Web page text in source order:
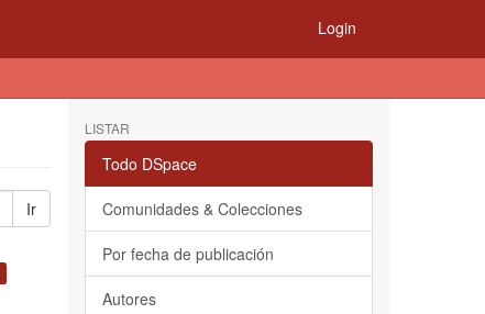
Login
Ir
LISTAR
Todo DSpace
Comunidades & Colecciones
Por fecha de publicación
Autores